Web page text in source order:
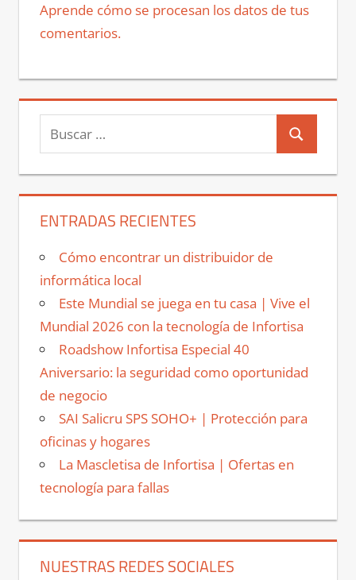
Aprende cómo se procesan los datos de tus
comentarios.
Buscar:
Buscar
ENTRADAS RECIENTES
Cómo encontrar un distribuidor de
informática local
Este Mundial se juega en tu casa | Vive el
Mundial 2026 con la tecnología de Infortisa
Roadshow Infortisa Especial 40
Aniversario: la seguridad como oportunidad
de negocio
SAI Salicru SPS SOHO+ | Protección para
oficinas y hogares
La Mascletisa de Infortisa | Ofertas en
tecnología para fallas
NUESTRAS REDES SOCIALES